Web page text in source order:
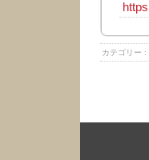
カテゴリー :